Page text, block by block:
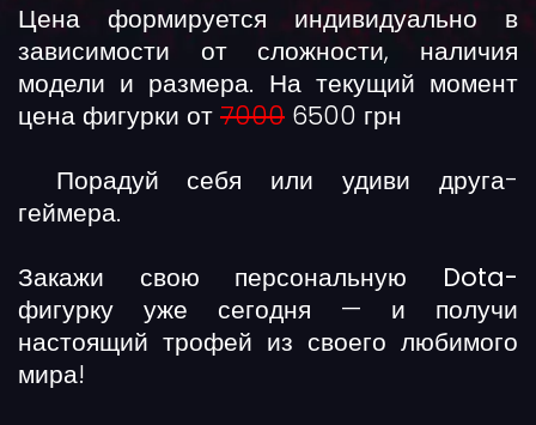
Цена формируется индивидуально в
зависимости от сложности, наличия
модели и размера. На текущий момент
цена фигурки от 7000 6500 грн
Порадуй себя или удиви друга-
геймера.
Закажи свою персональную Dota-
фигурку уже сегодня — и получи
настоящий трофей из своего любимого
мира!